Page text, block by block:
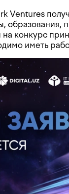
Ventures
образования,
на конкурс
иметь